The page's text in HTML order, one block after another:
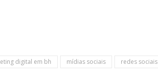
digital em bh mídias sociais
redes sociais